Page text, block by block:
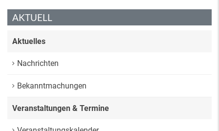
AKTUELL
Aktuelles
Nachrichten
Bekanntmachungen
Veranstaltungen & Termine